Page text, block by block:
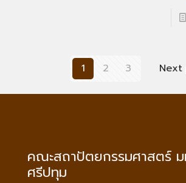
1 2 3 Next
คณะสถาปัตยกรรมศาสตร์ ม
ศรีปทุม